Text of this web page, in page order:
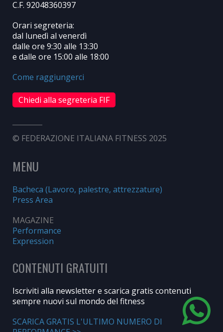
C.F. 92048360397
Orari segreteria:
dal lunedì al venerdì
dalle ore 9:30 alle 13:30
e dalle ore 15:00 alle 18:00
Come raggiungerci
Chiedi alla segreteria FIF
© FEDERAZIONE ITALIANA FITNESS 2025
MENU
Bacheca (Lavoro, palestre, attrezzature)
Press Area
MAGAZINE
Performance
Expression
CONTENUTI GRATUITI
Iscriviti alla newsletter e scarica gratis contenuti
sempre nuovi sul mondo del fitness
SCARICA GRATIS L'ULTIMO NUMERO DI